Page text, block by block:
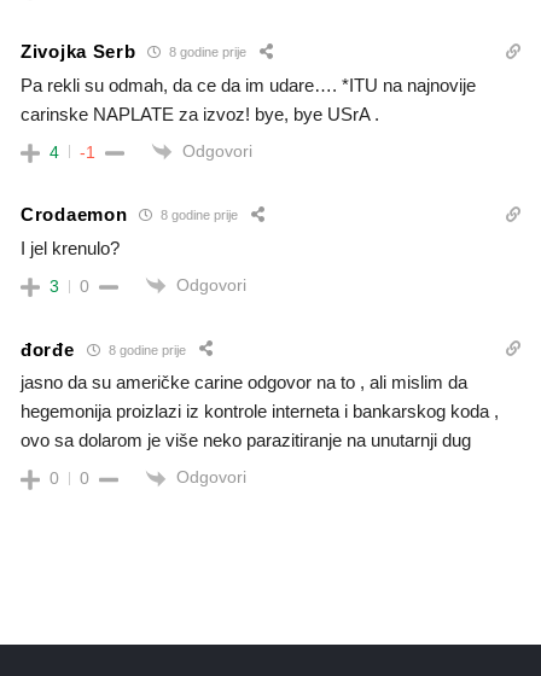
Zivojka Serb 8 godine prije
Pa rekli su odmah, da ce da im udare…. *ITU na najnovije
carinske NAPLATE za izvoz! bye, bye USrA .
4 -1 Odgovori
Crodaemon 8 godine prije
I jel krenulo?
3 0 Odgovori
đorđe 8 godine prije
jasno da su američke carine odgovor na to , ali mislim da
hegemonija proizlazi iz kontrole interneta i bankarskog koda ,
ovo sa dolarom je više neko parazitiranje na unutarnji dug
0 0 Odgovori